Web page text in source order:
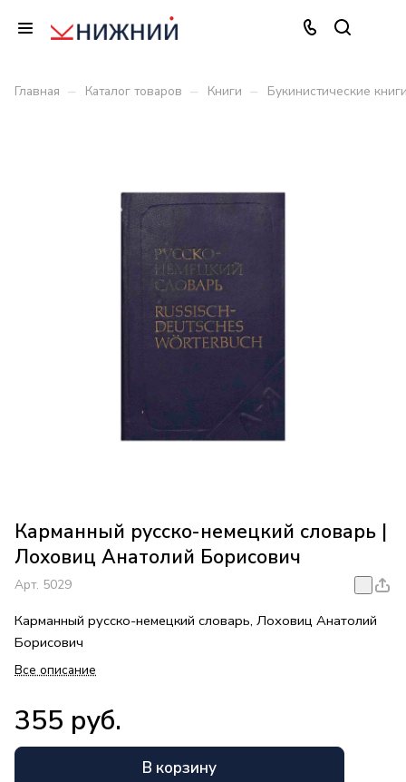
Главная – Каталог товаров – Книги – Букинистические
Карманный русско-немецкий словарь |
Лоховиц Анатолий Борисович
Арт. 5029
Карманный русско-немецкий словарь, Лоховиц Анатолий
Борисович
Все описание
355 руб.
В корзину